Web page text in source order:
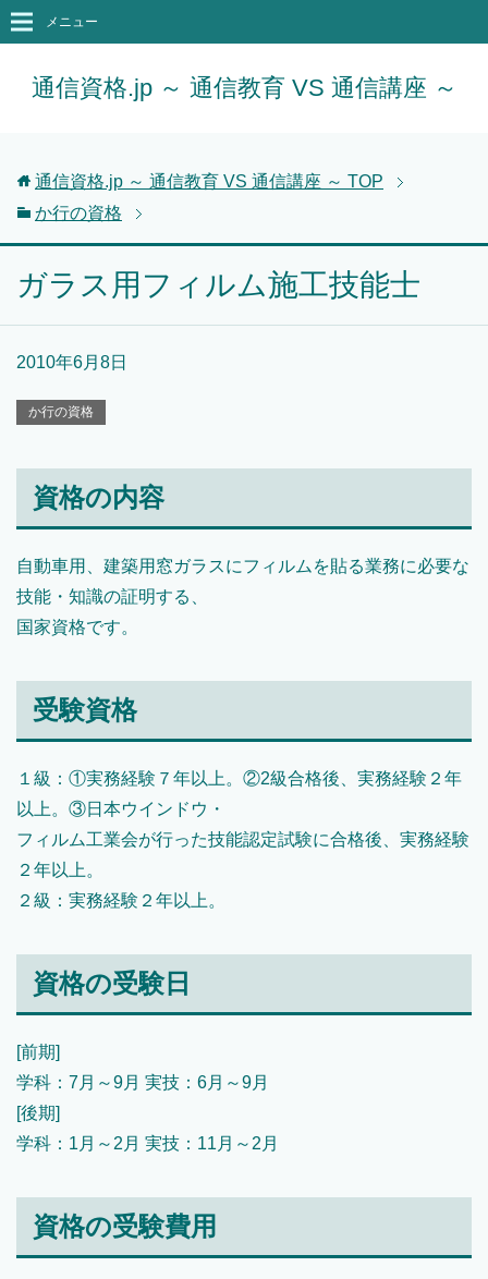
通信資格.jp ～ 通信教育 VS 通信講座 ～
メニュー
通信資格.jp ～ 通信教育 VS 通信講座 ～ TOP
か行の資格
ガラス用フィルム施工技能士
2010年6月8日
か行の資格
資格の内容
自動車用、建築用窓ガラスにフィルムを貼る業務に必要な
技能・知識の証明する、
国家資格です。
受験資格
１級：①実務経験７年以上。②2級合格後、実務経験２年
以上。③日本ウインドウ・
フィルム工業会が行った技能認定試験に合格後、実務経験
２年以上。
２級：実務経験２年以上。
資格の受験日
[前期]
学科：7月～9月 実技：6月～9月
[後期]
学科：1月～2月 実技：11月～2月
資格の受験費用